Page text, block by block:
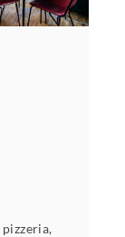
pizzeria,